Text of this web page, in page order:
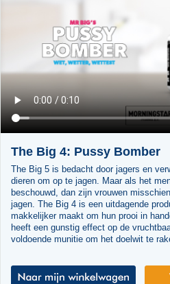
The Big 4: Pussy Bomber
The Big 5 is bedacht door jagers en
dieren om op te jagen. Maar als het
beschouwd, dan zijn vrouwen
jagen. The Big 4 is een uitdagende
makkelijker maakt om hun prooi in
heeft een gunstig effect op de
voldoende munitie om het doelwit te